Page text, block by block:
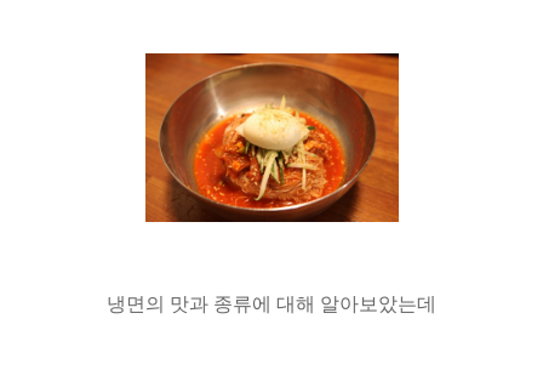
냉면의 맛과 종류에 대해 알아보았는데